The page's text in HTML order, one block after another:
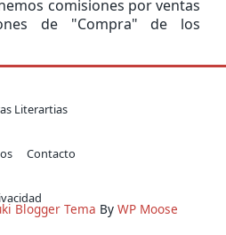
comisiones por ventas
de "Compra" de los
Literartias
Contacto
Blogger Tema By WP Moose